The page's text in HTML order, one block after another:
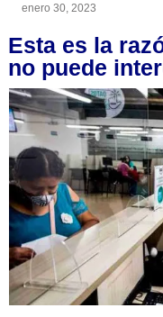
enero 30, 2023
Esta es la
no puede